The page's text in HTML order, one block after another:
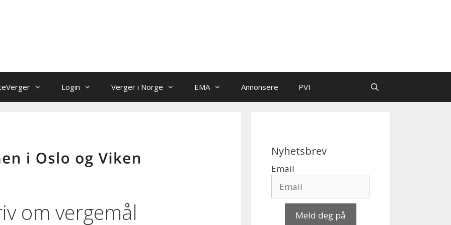
Login Verger i Norge EMA Annonsere PVI
om vergemål
Nyhetsbrev
Email
Meld deg på